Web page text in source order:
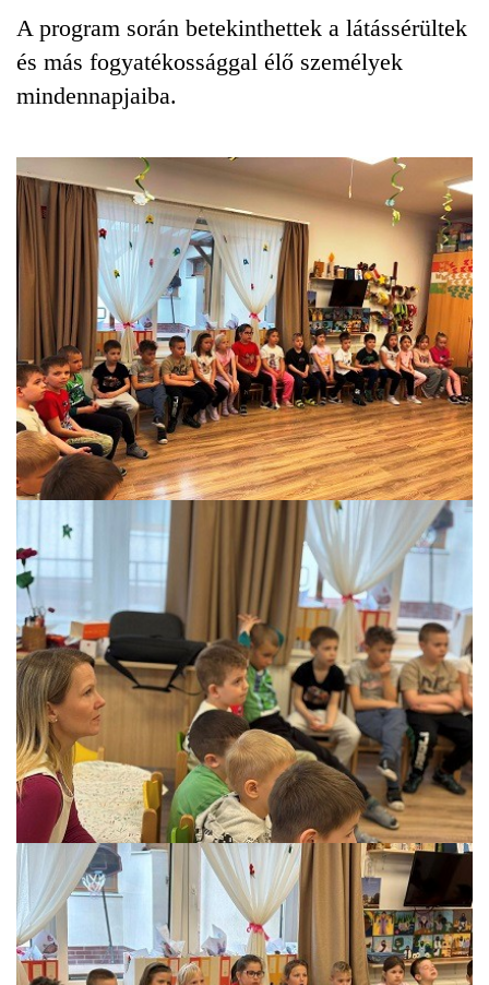
A program során betekinthettek a látássérültek
és más fogyatékossággal élő személyek
mindennapjaiba.